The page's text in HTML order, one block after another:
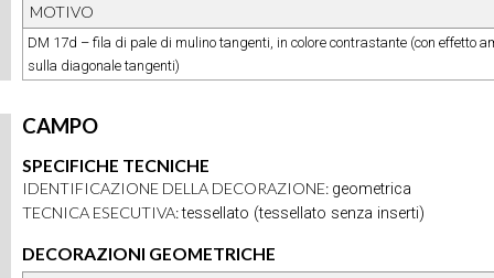
MOTIVO
DM 17d – fila di pale di mulino tangenti, in colore contrastante (con effetto
sulla diagonale tangenti)
CAMPO
SPECIFICHE TECNICHE
IDENTIFICAZIONE DELLA DECORAZIONE: geometrica
TECNICA ESECUTIVA:tessellato (tessellato senza inserti)
DECORAZIONI GEOMETRICHE